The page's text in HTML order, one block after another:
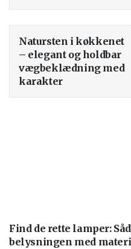
Natursten i køkkenet
– elegant og holdbar
vægbeklædning med
karakter
Find de rette lamper:
belysningen med